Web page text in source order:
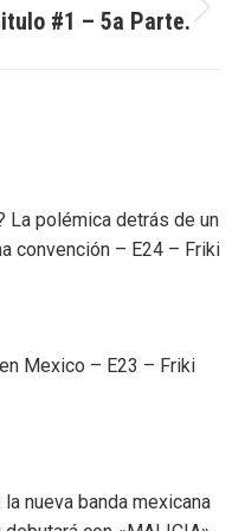
#1 – 5a Parte.
La polémica detrás de un
convención – E24 – Friki
Mexico – E23 – Friki
nueva banda mexicana